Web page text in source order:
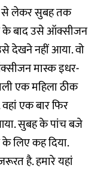
से लेकर सुबह तक
के बाद उसे ऑक्सीजन
देखने नहीं आया. वो
मास्क इधर-
एक महिला ठीक
एक बार फिर
सुबह के पांच बजे
लिए कह दिया.
है. हमारे यहां